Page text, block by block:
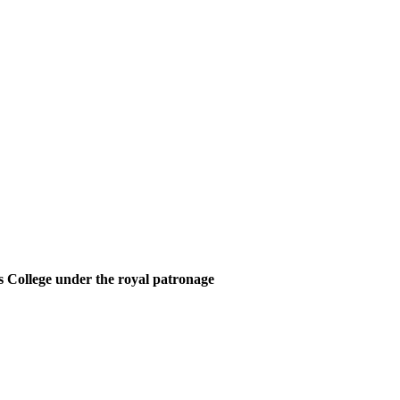
under the royal patronage